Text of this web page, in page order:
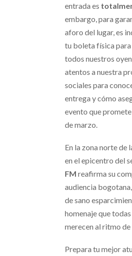
entrada es
embargo, para
aforo del lugar, es
tu boleta física
todos nuestros
atentos a nuestra
sociales para
entrega y cómo
evento que
de marzo.
En la zona norte de
en el epicentro del
FM reafirma su
audiencia
de sano
homenaje que
merecen al ritmo
Prepara tu mejor